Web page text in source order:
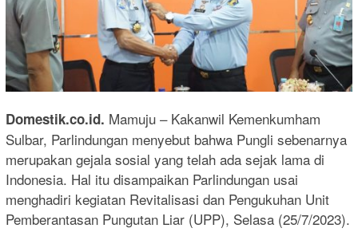
Domestik.co.id. Mamuju – Kakanwil Kemenkumham
Sulbar, Parlindungan menyebut bahwa Pungli sebenarnya
merupakan gejala sosial yang telah ada sejak lama di
Indonesia. Hal itu disampaikan Parlindungan usai
menghadiri kegiatan Revitalisasi dan Pengukuhan Unit
Pemberantasan Pungutan Liar (UPP), Selasa (25/7/2023).